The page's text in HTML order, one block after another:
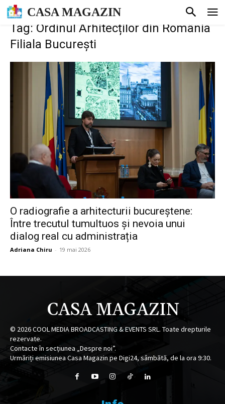
CASA MAGAZIN
Tag: Ordinul Arhitecților din România
Filiala București
O radiografie a arhitecturii bucureștene:
Între trecutul tumultuos și nevoia unui
dialog real cu administrația
Adriana Chiru - 19 mai 2026
CASA MAGAZIN
© 2026COOL MEDIA BROADCASTING & EVENTS SRL. Toate drepturile
rezervate.
Contacte în secțiunea „Despre noi”.
Urmăriți emisiunea Casa Magazin pe Digi24, sâmbătă, de la ora 9:30.